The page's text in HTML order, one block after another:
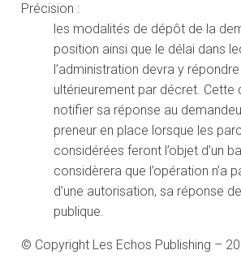
Précision :
les modalités de dépôt de la
position ainsi que le délai dans
l’administration devra y
ultérieurement par décret. Cette
notifier sa réponse au
preneur en place lorsque les
considérées feront l’objet d’un
considèrera que l’opération n’a
d’une autorisation, sa réponse
publique.
© Copyright Les Echos Publishing –